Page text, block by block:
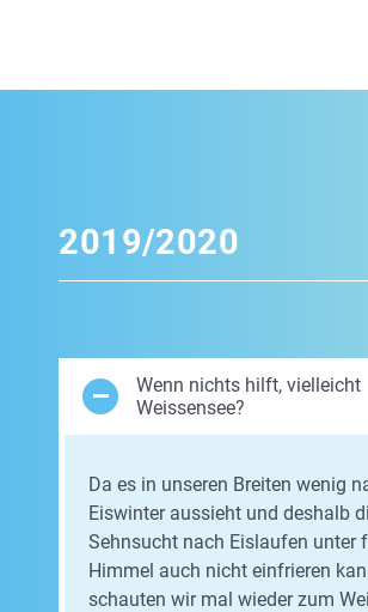
2019/2020
Wenn nichts hilft, vielleicht
Weissensee?
Da es in unseren Breiten wenig
Eiswinter aussieht und deshalb
Sehnsucht nach Eislaufen unter
Himmel auch nicht einfrieren
schauten wir mal wieder zum